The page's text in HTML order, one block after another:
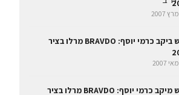
חדש ביקב כרמי יוסף: BRAVDO מרלו בציר
חדש מיקב כרמי יוסף: BRAVDO מרלו בציר